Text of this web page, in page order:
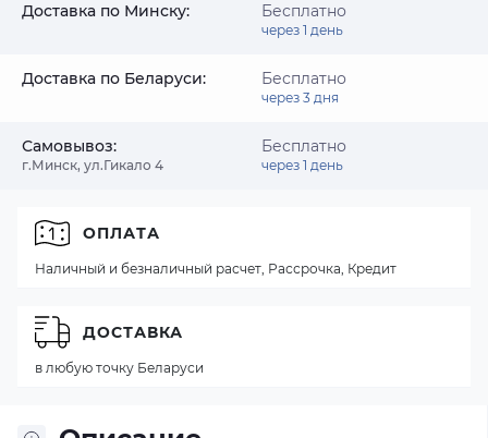
Доставка по Минску: Бесплатно
через 1 день
Доставка по Беларуси: Бесплатно
через 3 дня
Самовывоз:
г.Минск, ул.Гикало 4
Бесплатно
через 1 день
ОПЛАТА
Наличный и безналичный расчет, Рассрочка, Кредит
ДОСТАВКА
в любую точку Беларуси